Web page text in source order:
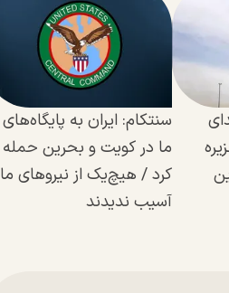
سنتکام: ایران به پایگاه‌های
ما در کویت و بحرین حمله
کرد / هیچ‌یک از نیرو‌های ما
آسیب ندیدند